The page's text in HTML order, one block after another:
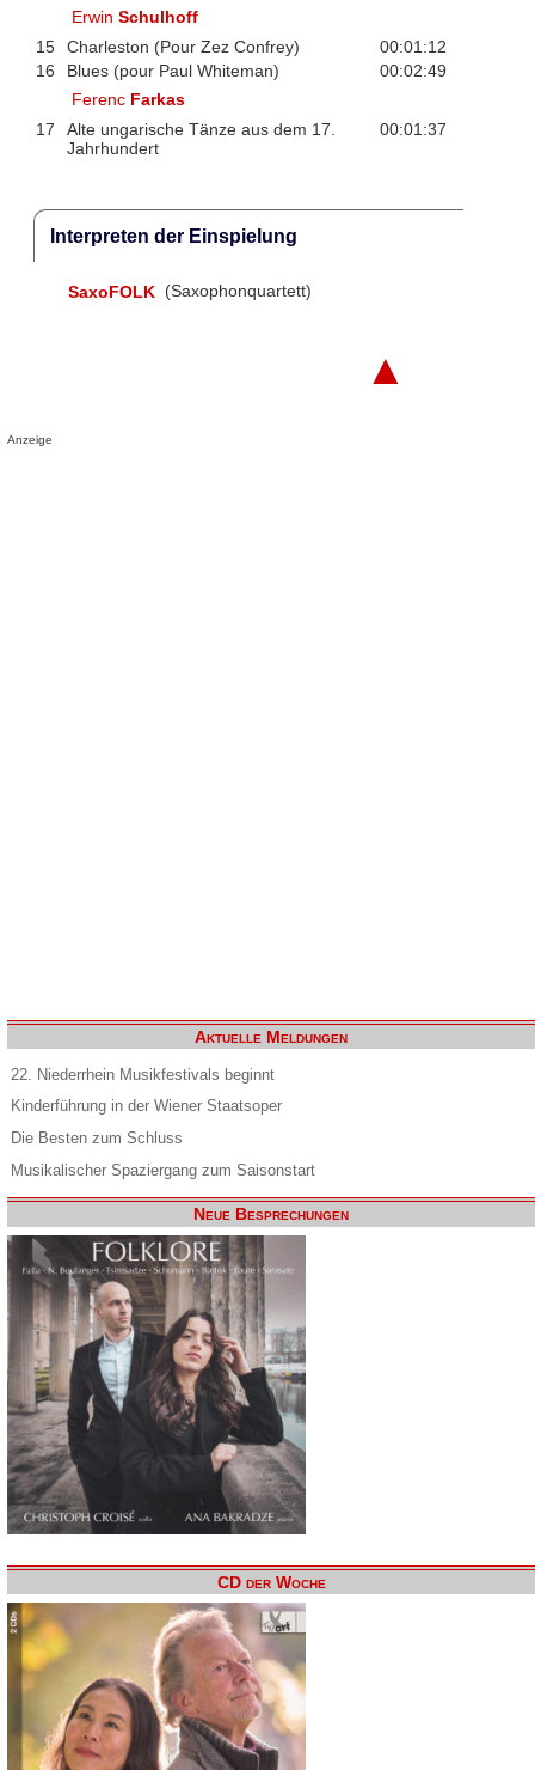
ErwinSchulhoff
15
Charleston (Pour Zez Confrey)
00:01:12
16
Blues (pour Paul Whiteman)
00:02:49
Ferenc Farkas
17
Alte ungarische Tänze aus dem 17.
Jahrhundert
00:01:37
Interpreten der Einspielung
SaxoFOLK (Saxophonquartett)
▲
Anzeige
Aktuelle Meldungen
22. Niederrhein Musikfestivals beginnt
Kinderführung in der Wiener Staatsoper
Die Besten zum Schluss
Musikalischer Spaziergang zum Saisonstart
Neue Besprechungen
CD der Woche